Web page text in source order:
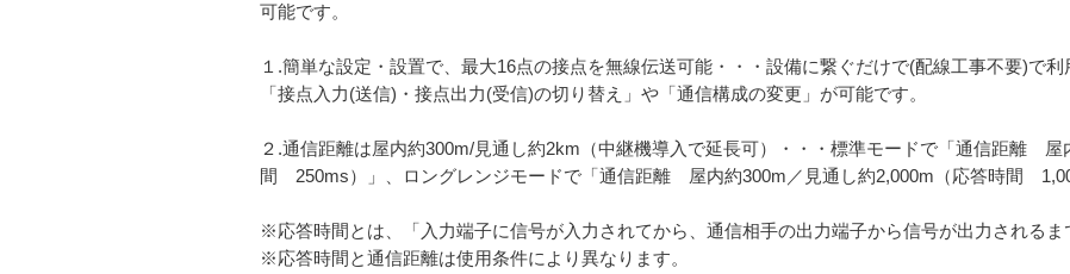
可能です。
１.簡単な設定・設置で、最大16点の接点を無線伝送可能・・・設備に繋ぐだけで(配線工事不要)で利
「接点入力(送信)・接点出力(受信)の切り替え」や「通信構成の変更」が可能です。
２.通信距離は屋内約300m/見通し約2km（中継機導入で延長可）・・・標準モードで「通信距離 屋
間 250ms）」、ロングレンジモードで「通信距離 屋内約300m／見通し約2,000m（応答時間
※応答時間とは、「入力端子に信号が入力されてから、通信相手の出力端子から信号が出力されるま
※応答時間と通信距離は使用条件により異なります。